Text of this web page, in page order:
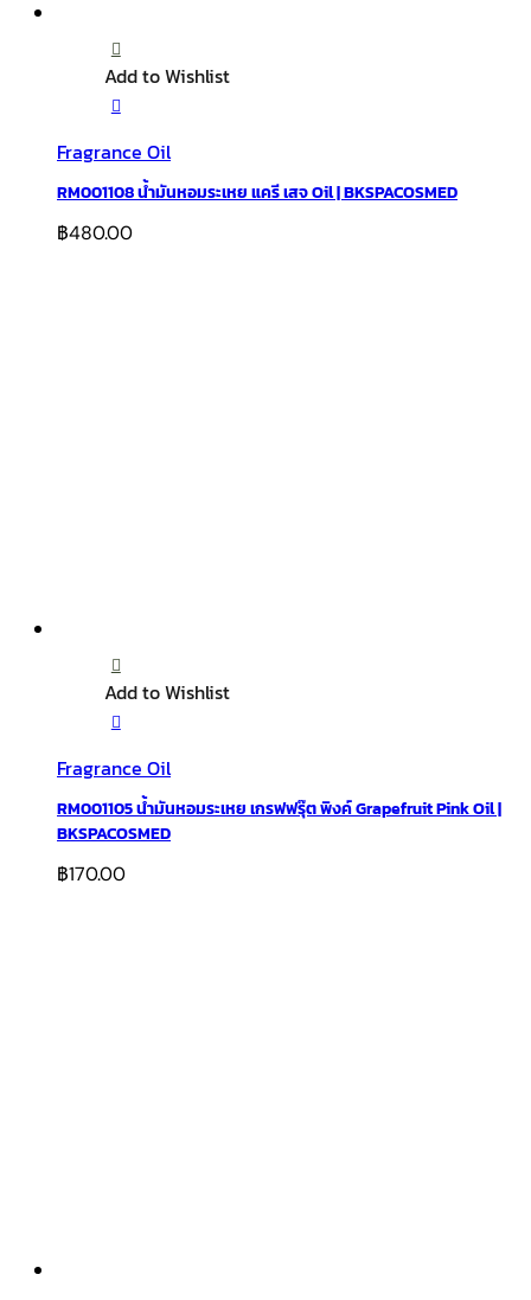
Add to Wishlist
Fragrance Oil
RM001108 น้ำมันหอมระเหย แครี เสจ Oil | BKSPACOSMED
฿480.00
Add to Wishlist
Fragrance Oil
RM001105 น้ำมันหอมระเหย เกรฟฟรุ๊ต พิงค์ Grapefruit Pink Oil |
BKSPACOSMED
฿170.00